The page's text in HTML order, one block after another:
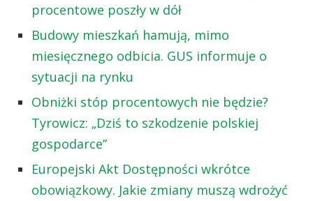
procentowe poszły w dół
Budowy mieszkań hamują, mimo
miesięcznego odbicia. GUS informuje o
sytuacji na rynku
Obniżki stóp procentowych nie będzie?
Tyrowicz: „Dziś to szkodzenie polskiej
gospodarce”
Europejski Akt Dostępności wkrótce
obowiązkowy. Jakie zmiany muszą wdrożyć